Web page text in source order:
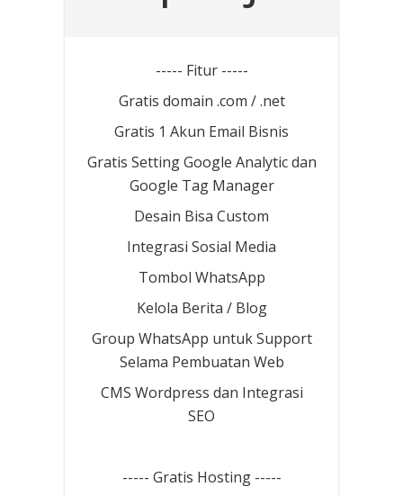
----- Fitur -----
Gratis domain .com / .net
Gratis 1 Akun Email Bisnis
Gratis Setting Google Analytic dan
Google Tag Manager
Desain Bisa Custom
Integrasi Sosial Media
Tombol WhatsApp
Kelola Berita / Blog
Group WhatsApp untuk Support
Selama Pembuatan Web
CMS Wordpress dan Integrasi
SEO
----- Gratis Hosting -----